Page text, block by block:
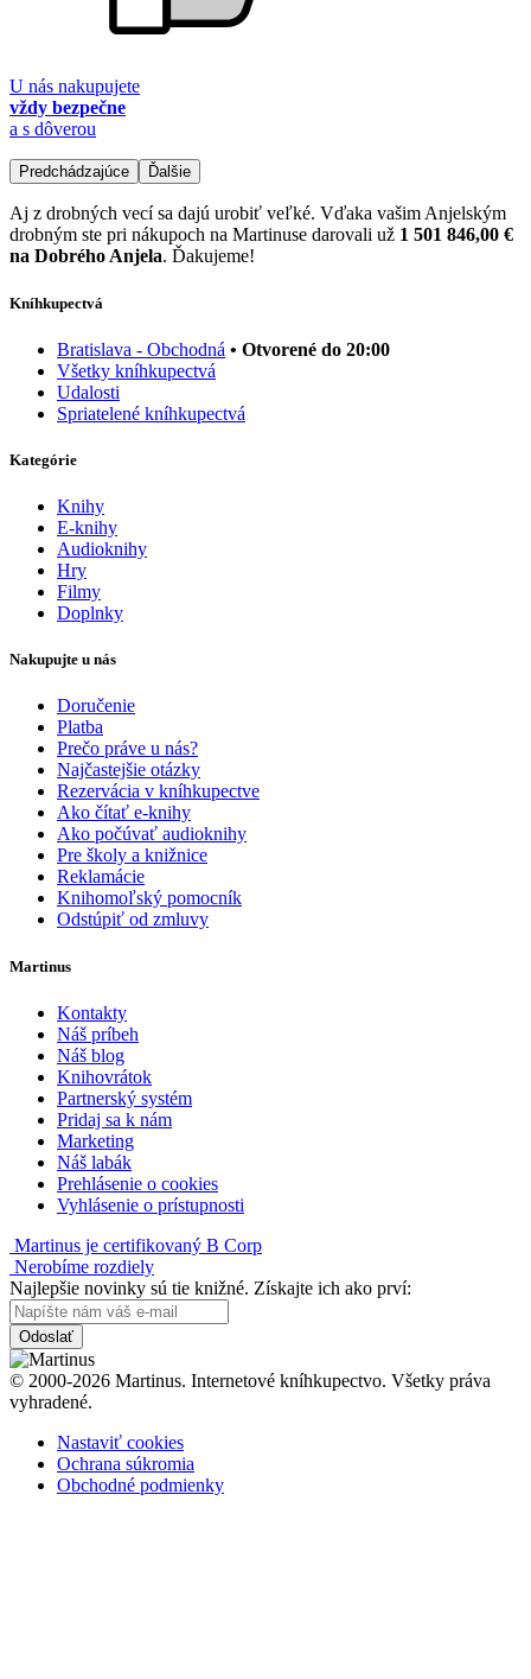
U nás nakupujete
vždy bezpečne
a s dôverou
Predchádzajúce Ďalšie
Aj z drobných vecí sa dajú urobiť veľké. Vďaka vašim Anjelským
drobným ste pri nákupoch na Martinuse darovali už 1 501 846,00 €
na Dobrého Anjela. Ďakujeme!
Kníhkupectvá
Bratislava - Obchodná • Otvorené do 20:00
Všetky kníhkupectvá
Udalosti
Spriatelené kníhkupectvá
Kategórie
Knihy
E-knihy
Audioknihy
Hry
Filmy
Doplnky
Nakupujte u nás
Doručenie
Platba
Prečo práve u nás?
Najčastejšie otázky
Rezervácia v kníhkupectve
Ako čítať e-knihy
Ako počúvať audioknihy
Pre školy a knižnice
Reklamácie
Knihomoľský pomocník
Odstúpiť od zmluvy
Martinus
Kontakty
Náš príbeh
Náš blog
Knihovrátok
Partnerský systém
Pridaj sa k nám
Marketing
Náš labák
Prehlásenie o cookies
Vyhlásenie o prístupnosti
Martinus je certifikovaný B Corp
Nerobíme rozdiely
Najlepšie novinky sú tie knižné. Získajte ich ako prví:
Odoslať
© 2000-2026 Martinus. Internetové kníhkupectvo. Všetky práva
vyhradené.
Nastaviť cookies
Ochrana súkromia
Obchodné podmienky